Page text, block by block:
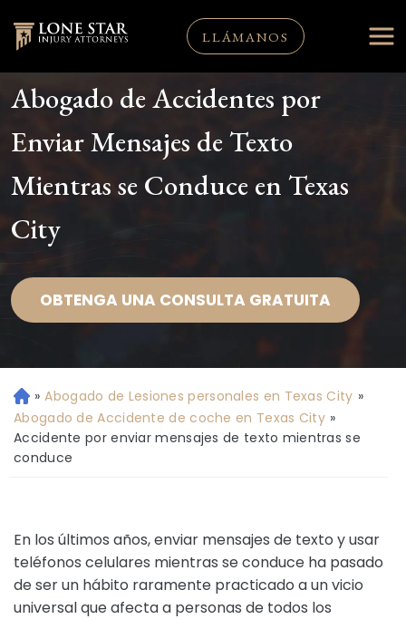
LLÁMANOS
Abogado de Accidentes por
Enviar Mensajes de Texto
Mientras se Conduce en Texas
City
OBTENGA UNA CONSULTA GRATUITA
Ini
ci
o
» Abogado de Lesiones personales en Texas City »
Abogado de Accidente de coche en Texas City »
Accidente por enviar mensajes de texto mientras se
conduce
En los últimos años, enviar mensajes de texto y usar
teléfonos celulares mientras se conduce ha pasado
de ser un hábito raramente practicado a un vicio
universal que afecta a personas de todos los